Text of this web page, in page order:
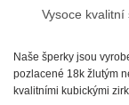
Vysoce
Naše šperky jsou
pozlacené 18k žlutým
kvalitními kubickými